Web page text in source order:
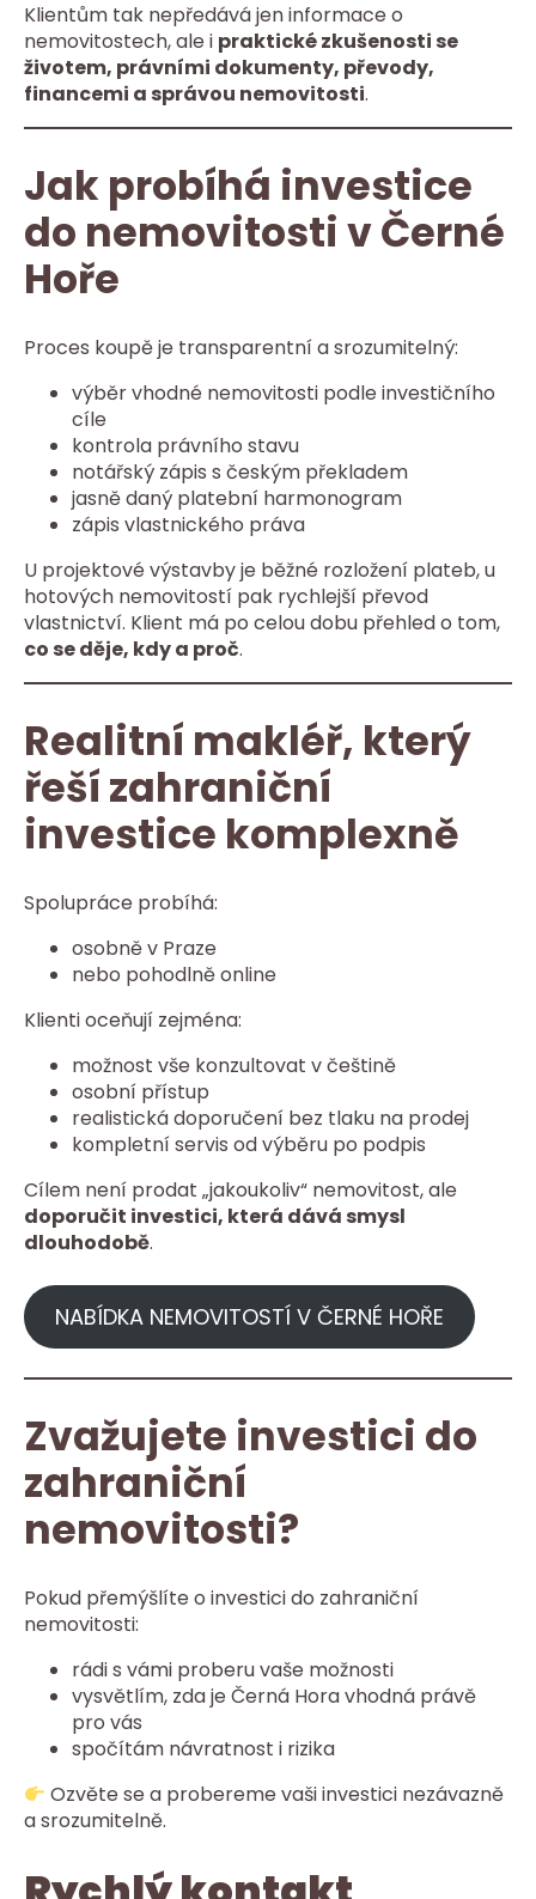
Klientům tak nepředává jen informace o
nemovitostech, ale i praktické zkušenosti se
životem, právními dokumenty, převody,
financemi a správou nemovitosti.
Jak probíhá investice
do nemovitosti v Černé
Hoře
Proces koupě je transparentní a srozumitelný:
výběr vhodné nemovitosti podle investičního
cíle
kontrola právního stavu
notářský zápis s českým překladem
jasně daný platební harmonogram
zápis vlastnického práva
U projektové výstavby je běžné rozložení plateb, u
hotových nemovitostí pak rychlejší převod
vlastnictví. Klient má po celou dobu přehled o tom,
co se děje, kdy a proč.
Realitní makléř, který
řeší zahraniční
investice komplexně
Spolupráce probíhá:
osobně v Praze
nebo pohodlně online
Klienti oceňují zejména:
možnost vše konzultovat v češtině
osobní přístup
realistická doporučení bez tlaku na prodej
kompletní servis od výběru po podpis
Cílem není prodat „jakoukoliv“ nemovitost, ale
doporučit investici, která dává smysl
dlouhodobě.
NABÍDKA NEMOVITOSTÍ V ČERNÉ HOŘE
Zvažujete investici do
zahraniční
nemovitosti?
Pokud přemýšlíte o investici do zahraniční
nemovitosti:
rádi s vámi proberu vaše možnosti
vysvětlím, zda je Černá Hora vhodná právě
pro vás
spočítám návratnost i rizika
Ozvěte se a probereme vaši investici nezávazně
a srozumitelně.